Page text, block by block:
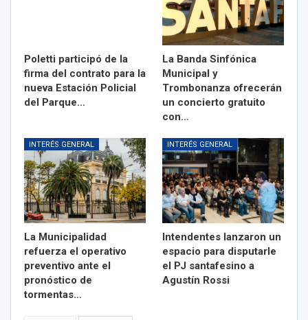
Poletti participó de la
firma del contrato para la
nueva Estación Policial
del Parque…
La Banda Sinfónica
Municipal y
Trombonanza ofrecerán
un concierto gratuito
con…
INTERÉS GENERAL
La Municipalidad
refuerza el operativo
preventivo ante el
pronóstico de
tormentas…
INTERÉS GENERAL
Intendentes lanzaron un
espacio para disputarle
el PJ santafesino a
Agustín Rossi